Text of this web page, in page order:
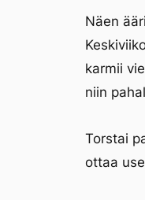
Näen
karmii
niin
Torstai
ottaa